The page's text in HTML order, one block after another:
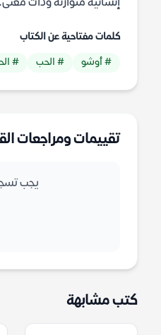
إنسانية متوازنة وذات معنى.
كلمات مفتاحية عن الكتاب
# أوشو # الحب #
تقييمات ومراجعات
يجب
كتب مشابهة